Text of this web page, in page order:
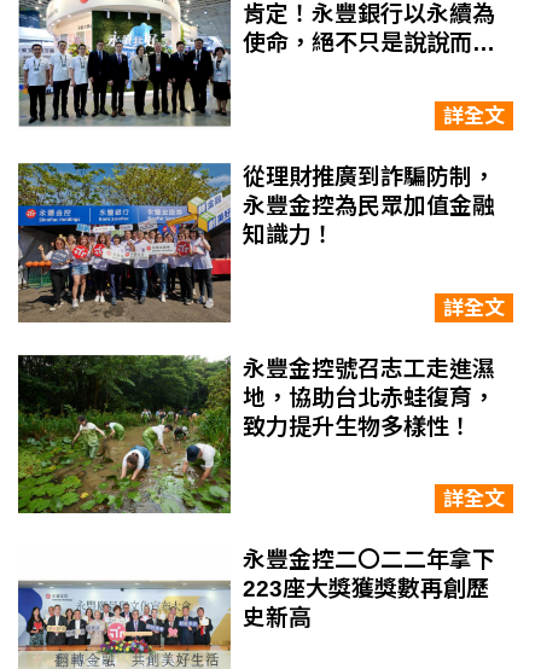
肯定！永豐銀行以永續為
使命，絕不只是說說而
詳全文
從理財推廣到詐騙防制，
永豐金控為民眾加值金融
知識力！
詳全文
永豐金控號召志工走進濕
地，協助台北赤蛙復育，
致力提升生物多樣性！
詳全文
永豐金控二〇二二年拿下
223座大獎獲獎數再創歷
史新高